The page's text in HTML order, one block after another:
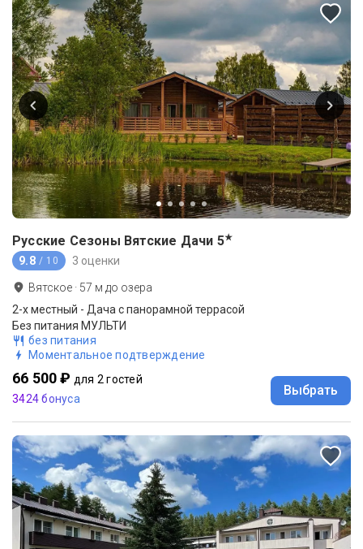
Русские Сезоны Вятские Дачи 5★
9.8 / 10 3 оценки
Вятское · 57 м до озера
2-x местный - Дача с панорамной террасой
Без питания МУЛЬТИ
без питания
Моментальное подтверждение
66 500 ₽ для 2 гостей
3424 бонуса
Выбрать